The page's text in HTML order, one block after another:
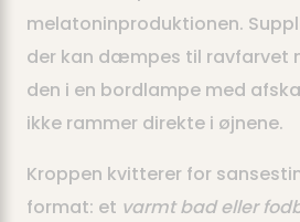
melatoninproduktionen.
der kan dæmpes til ravfarvet
den i en bordlampe med
ikke rammer direkte i øjnene.
Kroppen kvitterer for
format: et varmt bad eller